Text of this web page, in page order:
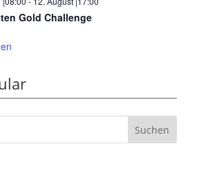
Gold Challenge